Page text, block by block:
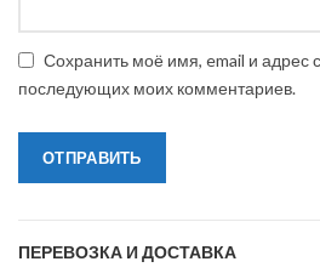
Сохранить моё имя, email и адрес
последующих моих комментариев.
ПЕРЕВОЗКА И ДОСТАВКА